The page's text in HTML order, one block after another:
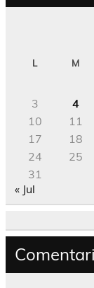
L M
3
4
10
11
17
18
24
25
31
« Jul